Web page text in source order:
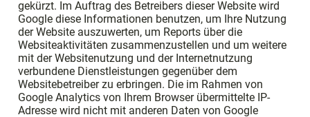
gekürzt. Im Auftrag des Betreibers dieser Website wird
Google diese Informationen benutzen, um Ihre Nutzung
der Website auszuwerten, um Reports über die
Websiteaktivitäten zusammenzustellen und um weitere
mit der Websitenutzung und der Internetnutzung
verbundene Dienstleistungen gegenüber dem
Websitebetreiber zu erbringen. Die im Rahmen von
Google Analytics von Ihrem Browser übermittelte IP-
Adresse wird nicht mit anderen Daten von Google